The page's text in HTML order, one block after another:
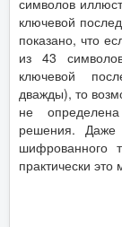
символов
ключевой
показано, что
из 43
ключевой
дважды), то
не
решения. Даже
шифрованного
практически